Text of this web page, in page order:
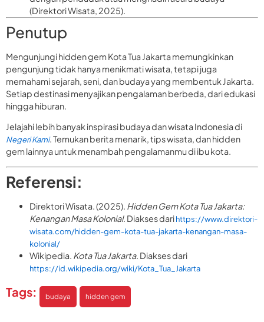
(Direktori Wisata, 2025).
Penutup
Mengunjungi hidden gem Kota Tua Jakarta memungkinkan
pengunjung tidak hanya menikmati wisata, tetapi juga
memahami sejarah, seni, dan budaya yang membentuk Jakarta.
Setiap destinasi menyajikan pengalaman berbeda, dari edukasi
hingga hiburan.
Jelajahi lebih banyak inspirasi budaya dan wisata Indonesia di
Negeri Kami. Temukan berita menarik, tips wisata, dan hidden
gem lainnya untuk menambah pengalamanmu di ibu kota.
Referensi:
Direktori Wisata. (2025). Hidden Gem Kota Tua Jakarta:
Kenangan Masa Kolonial. Diakses darihttps://www.direktori-
wisata.com/hidden-gem-kota-tua-jakarta-kenangan-masa-
kolonial/
Wikipedia. Kota Tua Jakarta. Diakses dari
https://id.wikipedia.org/wiki/Kota_Tua_Jakarta
Tags: budaya hidden gem